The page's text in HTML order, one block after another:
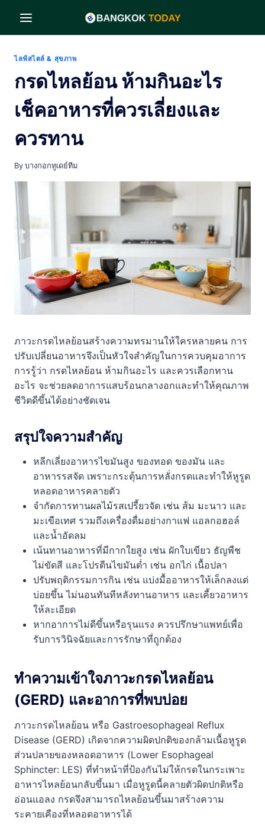
content
ไลฟ์สไตล์ & สุขภาพ
กรดไหลย้อน ห้ามกินอะไร
เช็คอาหารที่ควรเลี่ยงและ
ควรทาน
By บางกอกทูเดย์ทีม
ภาวะกรดไหลย้อนสร้างความทรมานให้ใครหลายคน การ
ปรับเปลี่ยนอาหารจึงเป็นหัวใจสำคัญในการควบคุมอาการ
การรู้ว่า กรดไหลย้อน ห้ามกินอะไร และควรเลือกทาน
อะไร จะช่วยลดอาการแสบร้อนกลางอกและทำให้คุณภาพ
ชีวิตดีขึ้นได้อย่างชัดเจน
สรุปใจความสำคัญ
หลีกเลี่ยงอาหารไขมันสูง ของทอด ของมัน และ
อาหารรสจัด เพราะกระตุ้นการหลั่งกรดและทำให้หูรูด
หลอดอาหารคลายตัว
จำกัดการทานผลไม้รสเปรี้ยวจัด เช่น ส้ม มะนาว และ
มะเขือเทศ รวมถึงเครื่องดื่มอย่างกาแฟ แอลกอฮอล์
และน้ำอัดลม
เน้นทานอาหารที่มีกากใยสูง เช่น ผักใบเขียว ธัญพืช
ไม่ขัดสี และโปรตีนไขมันต่ำ เช่น อกไก่ เนื้อปลา
ปรับพฤติกรรมการกิน เช่น แบ่งมื้ออาหารให้เล็กลงแต่
บ่อยขึ้น ไม่นอนทันทีหลังทานอาหาร และเคี้ยวอาหาร
ให้ละเอียด
หากอาการไม่ดีขึ้นหรือรุนแรง ควรปรึกษาแพทย์เพื่อ
รับการวินิจฉัยและการรักษาที่ถูกต้อง
ทำความเข้าใจภาวะกรดไหลย้อน
(GERD) และอาการที่พบบ่อย
ภาวะกรดไหลย้อน หรือ Gastroesophageal Reflux
Disease (GERD) เกิดจากความผิดปกติของกล้ามเนื้อหูรูด
ส่วนปลายของหลอดอาหาร (Lower Esophageal
Sphincter: LES) ที่ทำหน้าที่ป้องกันไม่ให้กรดในกระเพาะ
อาหารไหลย้อนกลับขึ้นมา เมื่อหูรูดนี้คลายตัวผิดปกติหรือ
อ่อนแอลง กรดจึงสามารถไหลย้อนขึ้นมาสร้างความ
ระคายเคืองที่หลอดอาหารได้